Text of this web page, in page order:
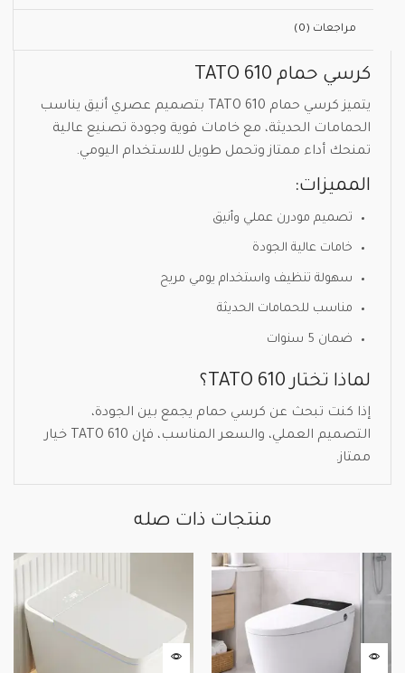
مراجعات (0)
كرسي حمام TATO 610
يتميز كرسي حمام TATO 610 بتصميم عصري أنيق يناسب
الحمامات الحديثة، مع خامات قوية وجودة تصنيع عالية
تمنحك أداء ممتاز وتحمل طويل للاستخدام اليومي.
المميزات:
تصميم مودرن عملي وأنيق
خامات عالية الجودة
سهولة تنظيف واستخدام يومي مريح
مناسب للحمامات الحديثة
ضمان 5 سنوات
لماذا تختار TATO 610؟
إذا كنت تبحث عن كرسي حمام يجمع بين الجودة،
التصميم العملي، والسعر المناسب، فإن TATO 610 خيار
ممتاز.
منتجات ذات صله